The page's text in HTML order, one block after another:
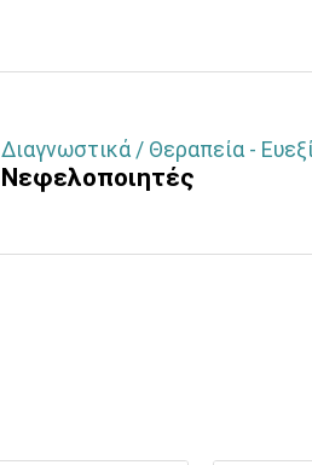
Διαγνωστικά / Θεραπεία -
Νεφελοποιητές